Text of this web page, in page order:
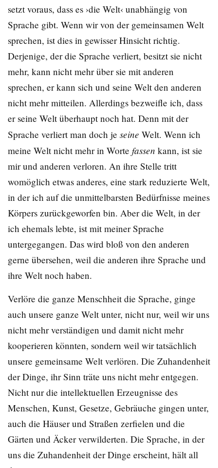
setzt voraus, dass es ›die Welt‹ unabhängig von
Sprache gibt. Wenn wir von der gemeinsamen Welt
sprechen, ist dies in gewisser Hinsicht richtig.
Derjenige, der die Sprache verliert, besitzt sie nicht
mehr, kann nicht mehr über sie mit anderen
sprechen, er kann sich und seine Welt den anderen
nicht mehr mitteilen. Allerdings bezweifle ich, dass
er seine Welt überhaupt noch hat. Denn mit der
Sprache verliert man doch je seine Welt. Wenn ich
meine Welt nicht mehr in Worte fassen kann, ist sie
mir und anderen verloren. An ihre Stelle tritt
womöglich etwas anderes, eine stark reduzierte Welt,
in der ich auf die unmittelbarsten Bedürfnisse meines
Körpers zurückgeworfen bin. Aber die Welt, in der
ich ehemals lebte, ist mit meiner Sprache
untergegangen. Das wird bloß von den anderen
gerne übersehen, weil die anderen ihre Sprache und
ihre Welt noch haben.
Verlöre die ganze Menschheit die Sprache, ginge
auch unsere ganze Welt unter, nicht nur, weil wir uns
nicht mehr verständigen und damit nicht mehr
kooperieren könnten, sondern weil wir tatsächlich
unsere gemeinsame Welt verlören. Die Zuhandenheit
der Dinge, ihr Sinn träte uns nicht mehr entgegen.
Nicht nur die intellektuellen Erzeugnisse des
Menschen, Kunst, Gesetze, Gebräuche gingen unter,
auch die Häuser und Straßen zerfielen und die
Gärten und Äcker verwilderten. Die Sprache, in der
uns die Zuhandenheit der Dinge erscheint, hält all